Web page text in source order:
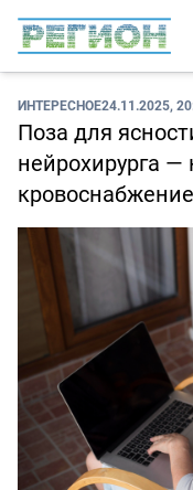
ИНТЕРЕСНОЕ24.11.2025,
Поза для
нейрохирурга —